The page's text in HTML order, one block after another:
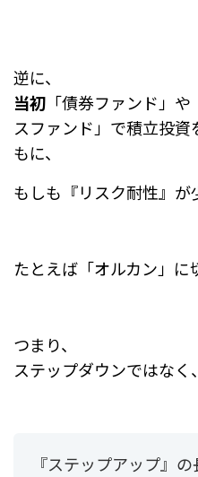
逆に、
当初 「債券ファンド」
スファンド」で積立投
もに、
もしも『リスク耐性』が
たとえば「オルカン」に
つまり、
ステップダウンではなく、
『ステップアップ』の